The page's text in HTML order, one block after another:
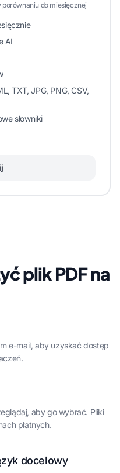
porównaniu do miesięcznej
AI
TXT, JPG, PNG, CSV,
słowniki
plik PDF na
e-mail, aby uzyskać dostęp
aby go wybrać. Pliki
płatnych.
docelowy